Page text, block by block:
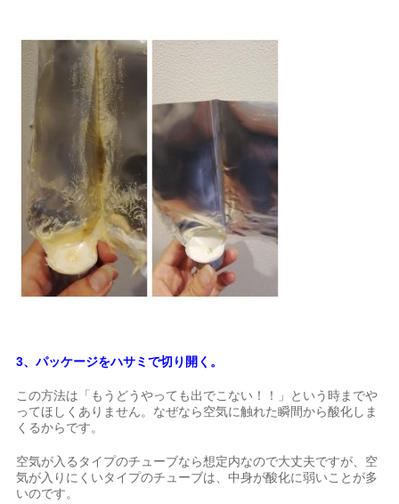
3、パッケージをハサミで切り開く。
この方法は「もうどうやっても出でこない！！」という時までや
ってほしくありません。なぜなら空気に触れた瞬間から酸化しま
くるからです。
空気が入るタイプのチューブなら想定内なので大丈夫ですが、空
気が入りにくいタイプのチューブは、中身が酸化に弱いことが多
いのです。